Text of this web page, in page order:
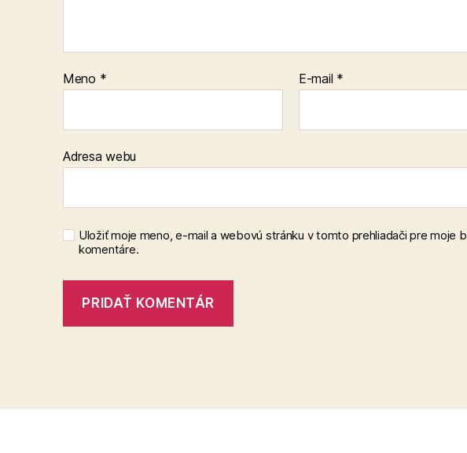
Meno * E-mail *
Adresa webu
Uložiť moje meno, e-mail a webovú stránku v tomto prehliadači pre moje
komentáre.